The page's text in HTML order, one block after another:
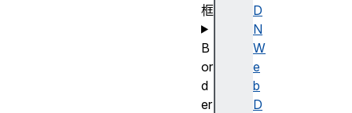
D
N
W
e
b
D
框
B
or
d
er